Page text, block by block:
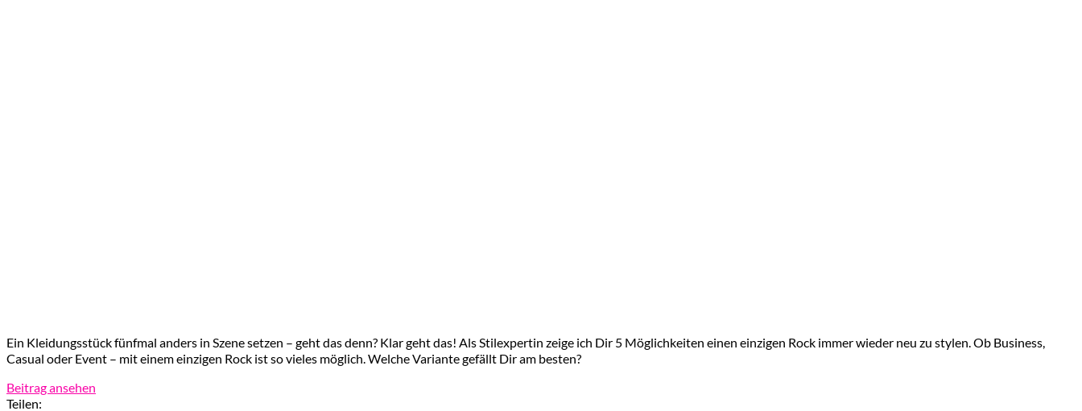
Ein Kleidungsstück fünfmal anders in Szene setzen – geht das denn? Klar geht das! Als Stilexpertin zeige ich Dir 5 Möglichkeiten einen einzigen Rock immer wieder neu zu stylen. Ob Business,
Casual oder Event – mit einem einzigen Rock ist so vieles möglich. Welche Variante gefällt Dir am besten?
Beitrag ansehen
Teilen: